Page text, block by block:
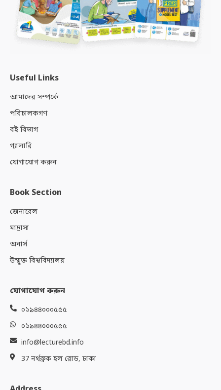
Useful Links
আমাদের সম্পর্কে
পরিচালকগণ
বই বিভাগ
গ্যালারি
যোগাযোগ করুন
Book Section
জেনারেল
মাদ্রাসা
অনার্স
উম্মুক্ত বিশ্ববিদ্যালয়
যোগাযোগ করুন
০১৯৪৪০০০৫৫৫
০১৯৪৪০০০৫৫৫
info@lecturebd.info
37 নর্থব্রুক হল রোড, ঢাকা